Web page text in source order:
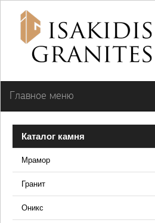
Главное меню
Каталог камня
Мрамор
Гранит
Оникс